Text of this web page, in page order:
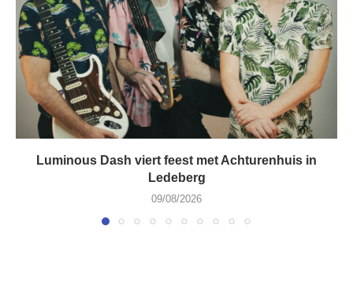
Luminous Dash viert feest met Achturenhuis in
Ledeberg
09/08/2026